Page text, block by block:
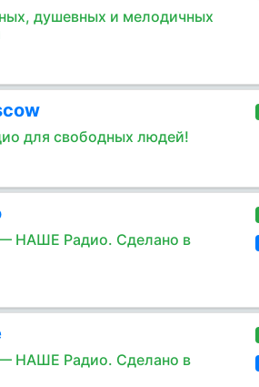
душевных и мелодичных
для свободных людей!
НАШЕ Радио. Сделано в
НАШЕ Радио. Сделано в